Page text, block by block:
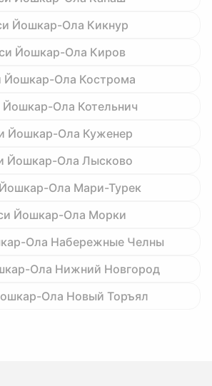
Йошкар-Ола Кикнур
Йошкар-Ола Киров
Йошкар-Ола Кострома
Йошкар-Ола Котельнич
Йошкар-Ола Куженер
Йошкар-Ола Лысково
Ола Мари-Турек
Йошкар-Ола Морки
Ола Набережные Челны
Ола Нижний Новгород
Ола Новый Торъял